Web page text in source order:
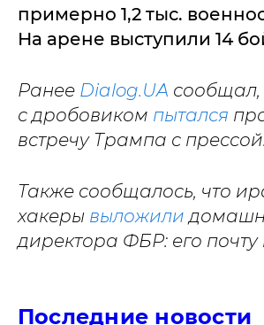
примерно 1,2 тыс.
На арене выступили 14
Ранее Dialog.UA сообщал,
с дробовиком пытался
встречу Трампа с прессой.
Также сообщалось, что
хакеры выложили
директора ФБР: его почту
Последние новости